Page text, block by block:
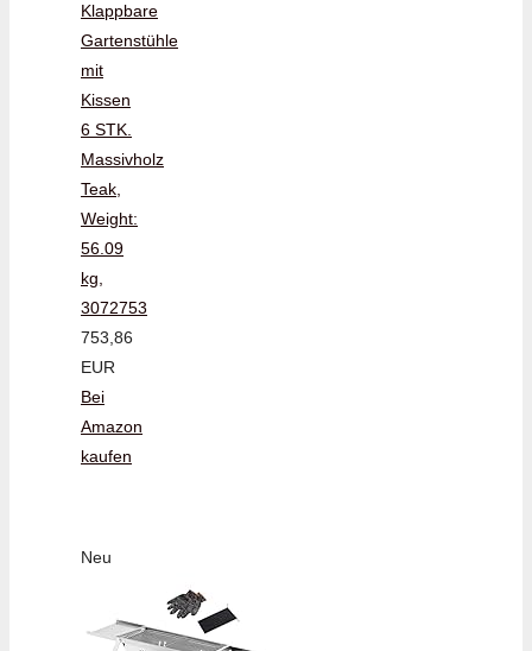
Klappbare
Gartenstühle
mit
Kissen
6 STK.
Massivholz
Teak,
Weight:
56.09
kg,
3072753
753,86
EUR
Bei
Amazon
kaufen
Neu